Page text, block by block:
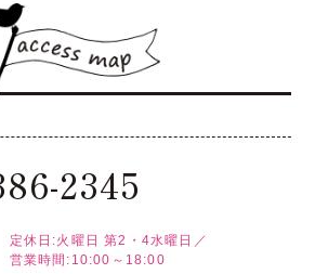
2345
定休日:火曜日 第2・4水曜日／
営業時間:10:00～18:00